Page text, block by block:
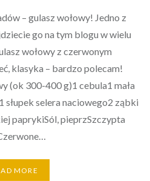
– gulasz wołowy! Jedno z
go na tym blogu w wielu
wołowy z czerwonym
klasyka – bardzo polecam!
(ok 300-400 g)1 cebula1 mała
słupek selera naciowego2 ząbki
paprykiSól, pieprzSzczypta
MORE